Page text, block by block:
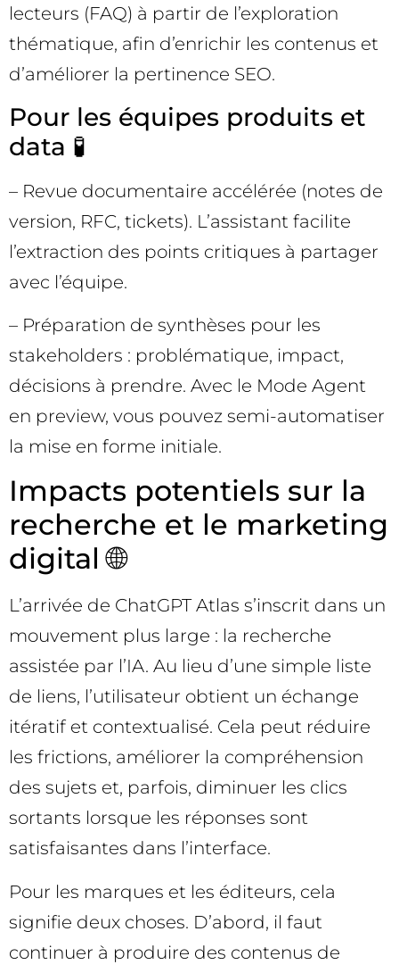
lecteurs (FAQ) à partir de l’exploration
thématique, afin d’enrichir les contenus et
d’améliorer la pertinence SEO.
Pour les équipes produits et
data 🧪
– Revue documentaire accélérée (notes de
version, RFC, tickets). L’assistant facilite
l’extraction des points critiques à partager
avec l’équipe.
– Préparation de synthèses pour les
stakeholders : problématique, impact,
décisions à prendre. Avec le Mode Agent
en preview, vous pouvez semi-automatiser
la mise en forme initiale.
Impacts potentiels sur la
recherche et le marketing
digital 🌐
L’arrivée de ChatGPT Atlas s’inscrit dans un
mouvement plus large : la recherche
assistée par l’IA. Au lieu d’une simple liste
de liens, l’utilisateur obtient un échange
itératif et contextualisé. Cela peut réduire
les frictions, améliorer la compréhension
des sujets et, parfois, diminuer les clics
sortants lorsque les réponses sont
satisfaisantes dans l’interface.
Pour les marques et les éditeurs, cela
signifie deux choses. D’abord, il faut
continuer à produire des contenus de